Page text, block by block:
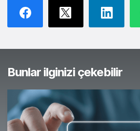
Bunlar ilginizi çekebilir